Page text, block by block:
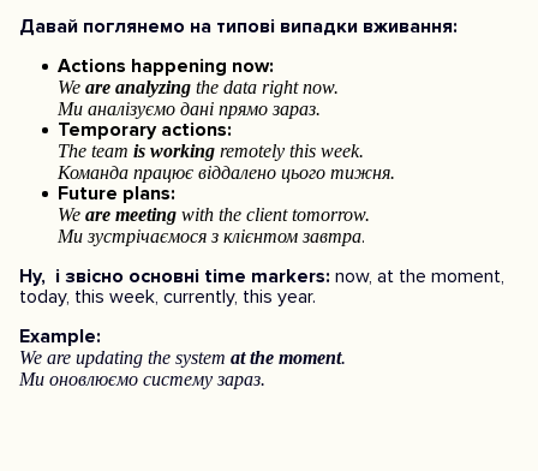
Давай поглянемо на типові випадки вживання:
Actions happening now:
We are analyzing the data right now.
Ми аналізуємо дані прямо зараз.
Temporary actions:
The team is working remotely this week.
Команда працює віддалено цього тижня.
Future plans:
We are meeting with the client tomorrow.
Ми зустрічаємося з клієнтом завтра.
Ну, і звісно основні time markers: now, at the moment,
today, this week, currently, this year.
Example:
We are updating the system at the moment.
Ми оновлюємо систему зараз.